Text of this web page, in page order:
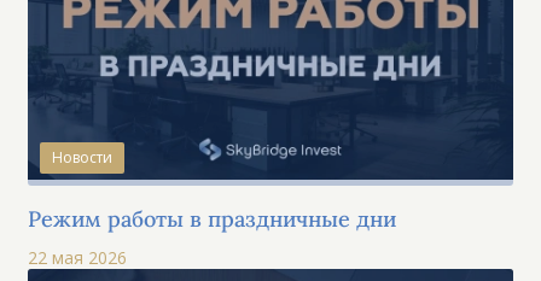
Новости
Режим работы в праздничные дни
22 мая 2026